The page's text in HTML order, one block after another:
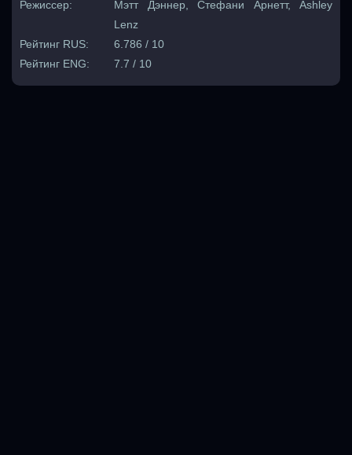
Режиссер:
Мэтт Дэннер, Стефани Арнетт, Ashley
Lenz
Рейтинг RUS:
6.786 / 10
Рейтинг ENG:
7.7 / 10